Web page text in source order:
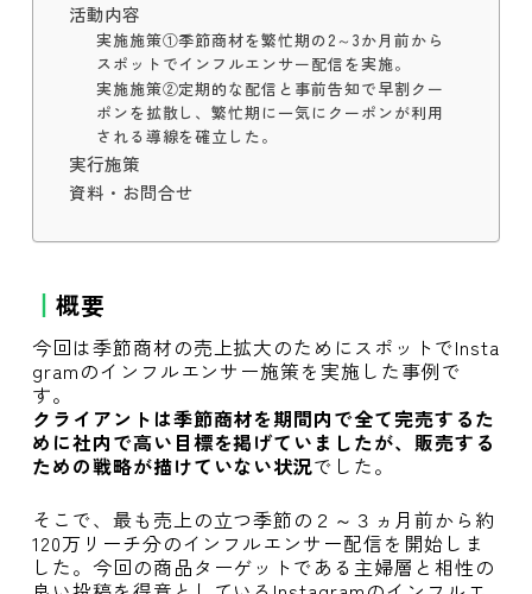
活動内容
実施施策①季節商材を繁忙期の2～3か月前から
スポットでインフルエンサー配信を実施。
実施施策②定期的な配信と事前告知で早割クー
ポンを拡散し、繁忙期に一気にクーポンが利用
される導線を確立した。
実行施策
資料・お問合せ
概要
今回は季節商材の売上拡大のためにスポットでInsta
gramのインフルエンサー施策を実施した事例で
す。
クライアントは季節商材を期間内で全て完売するた
めに社内で高い目標を掲げていましたが、販売する
ための戦略が描けていない状況でした。
そこで、最も売上の立つ季節の２～３ヵ月前から約
120万リーチ分のインフルエンサー配信を開始しま
した。今回の商品ターゲットである主婦層と相性の